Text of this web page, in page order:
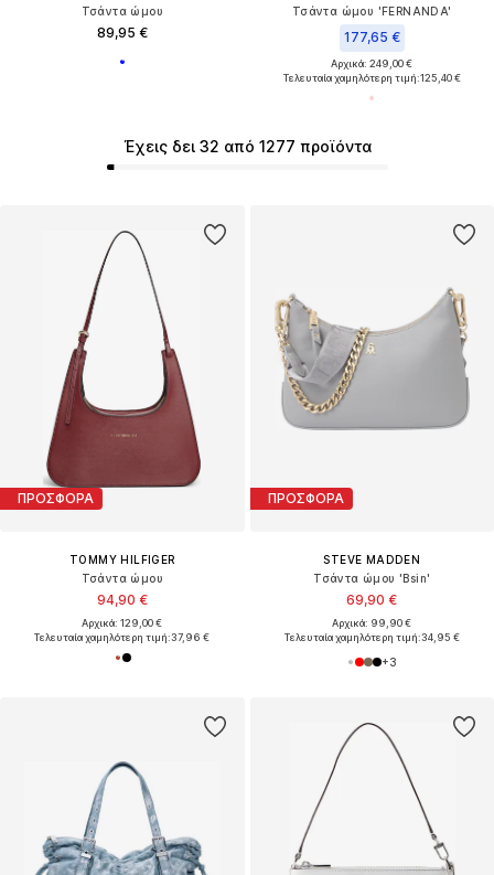
Τσάντα ώμου
89,95 €
Τσάντα ώμου 'FERNANDA'
177,65 €
Αρχικά: 249,00 €
Τελευταία χαμηλότερη τιμή:125,40 €
ΠΡΟΣΦΟΡΑ
TOMMY HILFIGER
Τσάντα ώμου
94,90 €
Αρχικά: 129,00 €
Τελευταία χαμηλότερη τιμή:37,96 €
Έχεις δει 32 από 1277 προϊόντα
ΠΡΟΣΦΟΡΑ
STEVE MADDEN
Τσάντα ώμου 'Bsin'
69,90 €
Αρχικά: 99,90 €
Τελευταία χαμηλότερη τιμή:34,95 €
+3